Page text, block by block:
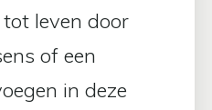
leven door
of een
in deze